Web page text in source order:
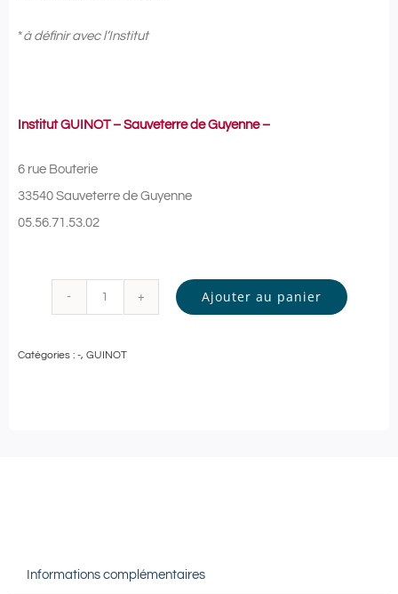
*à définir avec l’Institut
Institut GUINOT – Sauveterre de Guyenne –
6 rue Bouterie
33540 Sauveterre de Guyenne
05.56.71.53.02
Guinot
|
Ajouter au panier
Catégories : -, GUINOT
Informations complémentaires